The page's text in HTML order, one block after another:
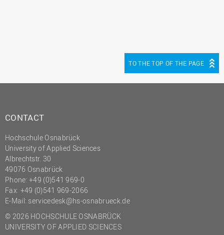
TO THE TOP OF THE PAGE
CONTACT
Hochschule Osnabrück
University of Applied Sciences
Albrechtstr. 30
49076 Osnabrück
Phone: +49 (0)541 969-0
Fax: +49 (0)541 969-2066
E-Mail: servicedesk@hs-osnabrueck.de
© 2026 HOCHSCHULE OSNABRÜCK
UNIVERSITY OF APPLIED SCIENCES